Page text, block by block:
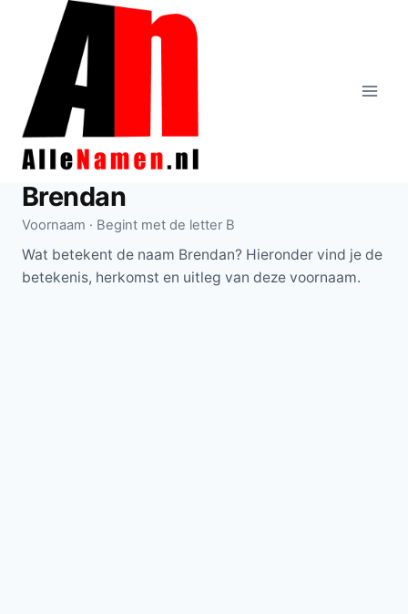
Doorgaan
inhoud
Brendan
Voornaam · Begint met de letter B
Wat betekent de naam Brendan? Hieronder vind je de
betekenis, herkomst en uitleg van deze voornaam.